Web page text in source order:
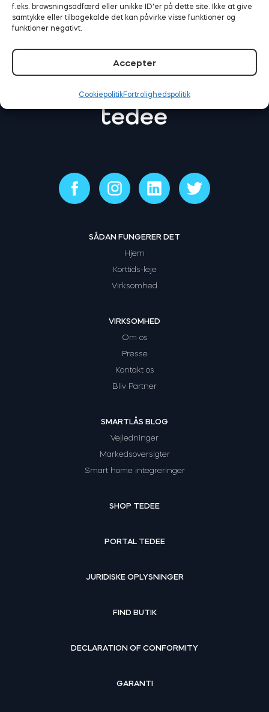
f.eks. browsningsadfærd eller unikke ID'er på dette site. Ikke at give
samtykke eller tilbagekalde det kan påvirke visse funktioner og
funktioner negativt.
Accepter
CookiepolitikFortrolighedspolitik
Tedee GO2
SÅDAN FUNGERER DET
Hjem
Korttids-leje
Virksomhed
VIRKSOMHED
Om os
Presse
Kontakt os
Bliv Partner
SMARTLÅS BLOG
Vejledninger
Markedsoversigter
Smart home integreringer
SHOP TEDEE
PORTAL TEDEE
JURIDISKE OPLYSNINGER
FIND BUTIK
DECLARATION OF CONFORMITY
GARANTI